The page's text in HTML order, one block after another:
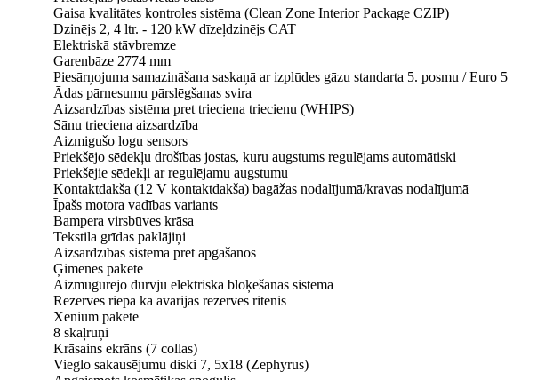
Gaisa kvalitātes kontroles sistēma (Clean Zone Interior Package CZIP)
Dzinējs 2, 4 ltr. - 120 kW dīzeļdzinējs CAT
Elektriskā stāvbremze
Garenbāze 2774 mm
Piesārņojuma samazināšana saskaņā ar izplūdes gāzu standarta 5. posmu / Euro 5
Ādas pārnesumu pārslēgšanas svira
Aizsardzības sistēma pret trieciena triecienu (WHIPS)
Sānu trieciena aizsardzība
Aizmigušo logu sensors
Priekšējo sēdekļu drošības jostas, kuru augstums regulējams automātiski
Priekšējie sēdekļi ar regulējamu augstumu
Kontaktdakša (12 V kontaktdakša) bagāžas nodalījumā/kravas nodalījumā
Īpašs motora vadības variants
Bampera virsbūves krāsa
Tekstila grīdas paklājiņi
Aizsardzības sistēma pret apgāšanos
Ģimenes pakete
Aizmugurējo durvju elektriskā bloķēšanas sistēma
Rezerves riepa kā avārijas rezerves ritenis
Xenium pakete
8 skaļruņi
Krāsains ekrāns (7 collas)
Vieglo sakausējumu diski 7, 5x18 (Zephyrus)